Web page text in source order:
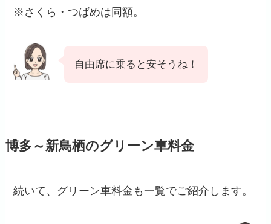
※さくら・つばめは同額。
自由席に乗ると安そうね！
博多～新鳥栖のグリーン車料金
続いて、グリーン車料金も一覧でご紹介します。